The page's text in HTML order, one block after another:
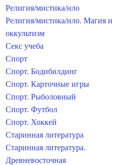
Религия/мистика/нло
Религия/мистика/нло. Магия и
оккультизм
Секс учеба
Спорт
Спорт. Бодибилдинг
Спорт. Карточные игры
Спорт. Рыболовный
Спорт. Футбол
Спорт. Хоккей
Старинная литература
Старинная литература.
Древневосточная